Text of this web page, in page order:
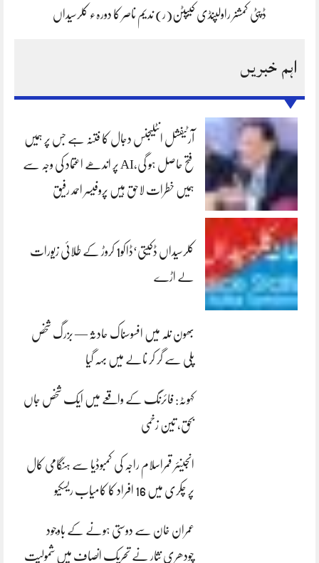
ڈپٹی کمشنر راولپنڈی کیپٹن(ر) ندیم ناصر کا دورہء کلرسیداں
اہم خبریں
آرٹیفشل انٹلیجنس دجال کا فتنہ ہے جس پر ہمیں
فتح حاصل ہو گی،AI پر اندھے اعتماد کی وجہ سے
ہمیں خطرات لاحق ہیں پروفیسر احمد رفیق
کلرسیداں ڈکیتی‘ڈاکو1 کروڑ کے طلائی زیورات
لے اڑے
بھون نلہ میں افسوسناک حادثہ — بزرگ شخص
پلی سے گر کر نالے میں بہہ گیا
کہوٹہ: فائرنگ کے واقعے میں ایک شخص جاں
بحق، تین زخمی
انجینئر قمراسلام راجہ کی کمبوڈیا سے ہنگامی کال
پر چکری میں 16 افراد کا کامیاب ریسکیو
عمران خان سے دوستی ہونے کے باوجود
چودھری نثار نے تحریک انصاف میں شمولیت